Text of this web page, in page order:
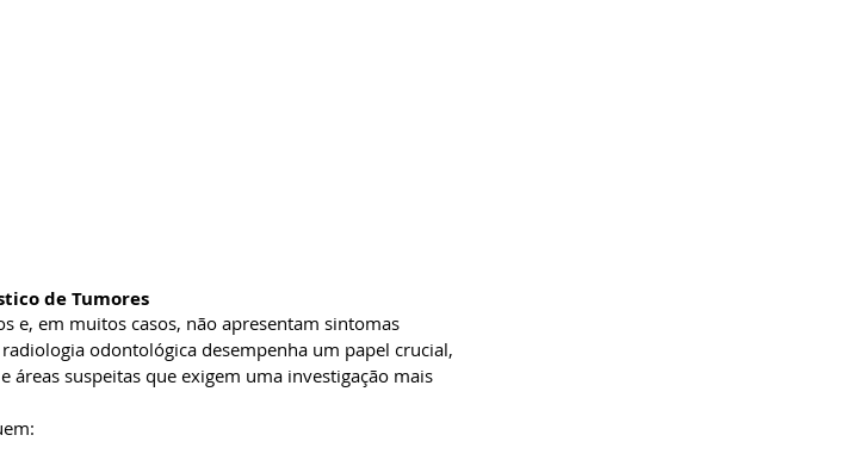
de Tumores
e, em muitos casos, não apresentam sintomas
odontológica desempenha um papel crucial,
áreas suspeitas que exigem uma investigação mais